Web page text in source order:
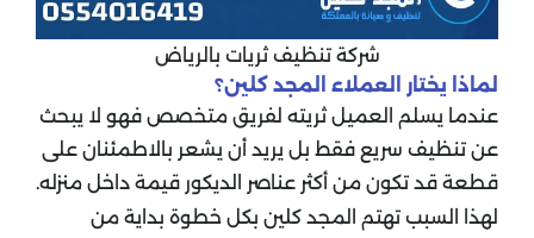
شركة تنظيف ثريات بالرياض
لماذا يختار العملاء المجد كلين؟
عندما يسلم العميل ثريته لفريق متخصص فهو لا يبحث
عن تنظيف سريع فقط بل يريد أن يشعر بالاطمئنان على
قطعة قد تكون من أكثر عناصر الديكور قيمة داخل منزله.
لهذا السبب تهتم المجد كلين بكل خطوة بداية من